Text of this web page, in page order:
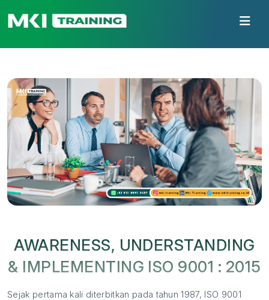
AWARENESS, UNDERSTANDING
& IMPLEMENTING ISO 9001 : 2015
Sejak pertama kali diterbitkan pada tahun 1987, ISO 9001